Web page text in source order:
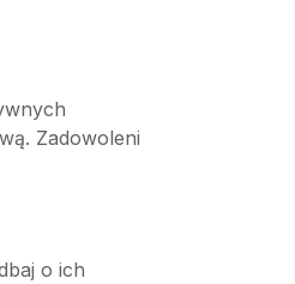
Zadowoleni
o ich